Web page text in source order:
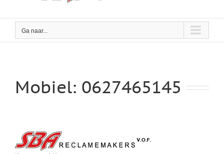
Ga naar...
Mobiel: 0627465145